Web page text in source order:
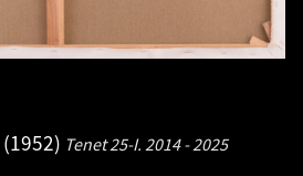
1952 Tenet 25-I. 2014 - 2025